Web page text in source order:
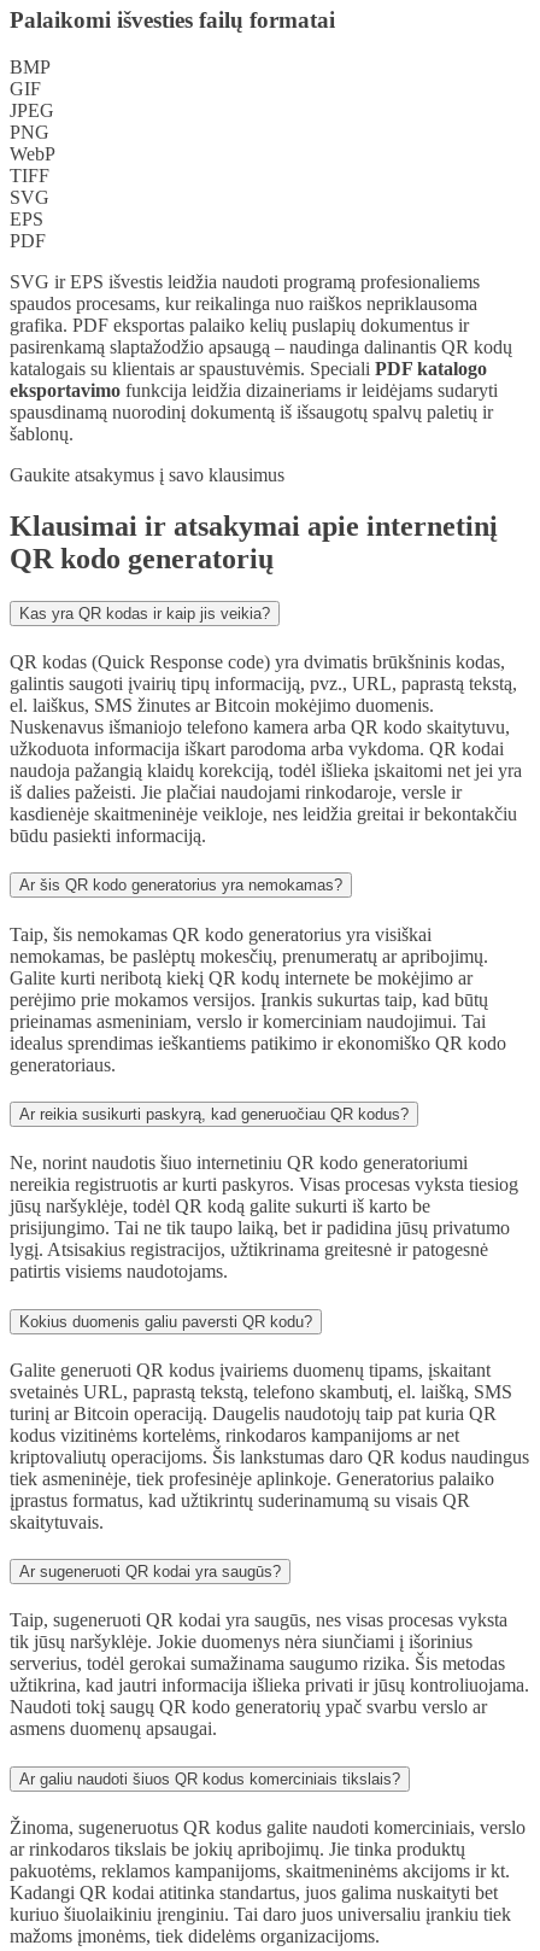
Palaikomi išvesties failų formatai
BMP
GIF
JPEG
PNG
WebP
TIFF
SVG
EPS
PDF
SVG ir EPS išvestis leidžia naudoti programą profesionaliems
spaudos procesams, kur reikalinga nuo raiškos nepriklausoma
grafika. PDF eksportas palaiko kelių puslapių dokumentus ir
pasirenkamą slaptažodžio apsaugą – naudinga dalinantis QR kodų
katalogais su klientais ar spaustuvėmis. Speciali PDF katalogo
eksportavimo funkcija leidžia dizaineriams ir leidėjams sudaryti
spausdinamą nuorodinį dokumentą iš išsaugotų spalvų paletių ir
šablonų.
Gaukite atsakymus į savo klausimus
Klausimai ir atsakymai apie internetinį
QR kodo generatorių
Kas yra QR kodas ir kaip jis veikia?
QR kodas (Quick Response code) yra dvimatis brūkšninis kodas,
galintis saugoti įvairių tipų informaciją, pvz., URL, paprastą tekstą,
el. laiškus, SMS žinutes ar Bitcoin mokėjimo duomenis.
Nuskenavus išmaniojo telefono kamera arba QR kodo skaitytuvu,
užkoduota informacija iškart parodoma arba vykdoma. QR kodai
naudoja pažangią klaidų korekciją, todėl išlieka įskaitomi net jei yra
iš dalies pažeisti. Jie plačiai naudojami rinkodaroje, versle ir
kasdienėje skaitmeninėje veikloje, nes leidžia greitai ir bekontakčiu
būdu pasiekti informaciją.
Ar šis QR kodo generatorius yra nemokamas?
Taip, šis nemokamas QR kodo generatorius yra visiškai
nemokamas, be paslėptų mokesčių, prenumeratų ar apribojimų.
Galite kurti neribotą kiekį QR kodų internete be mokėjimo ar
perėjimo prie mokamos versijos. Įrankis sukurtas taip, kad būtų
prieinamas asmeniniam, verslo ir komerciniam naudojimui. Tai
idealus sprendimas ieškantiems patikimo ir ekonomiško QR kodo
generatoriaus.
Ar reikia susikurti paskyrą, kad generuočiau QR kodus?
Ne, norint naudotis šiuo internetiniu QR kodo generatoriumi
nereikia registruotis ar kurti paskyros. Visas procesas vyksta tiesiog
jūsų naršyklėje, todėl QR kodą galite sukurti iš karto be
prisijungimo. Tai ne tik taupo laiką, bet ir padidina jūsų privatumo
lygį. Atsisakius registracijos, užtikrinama greitesnė ir patogesnė
patirtis visiems naudotojams.
Kokius duomenis galiu paversti QR kodu?
Galite generuoti QR kodus įvairiems duomenų tipams, įskaitant
svetainės URL, paprastą tekstą, telefono skambutį, el. laišką, SMS
turinį ar Bitcoin operaciją. Daugelis naudotojų taip pat kuria QR
kodus vizitinėms kortelėms, rinkodaros kampanijoms ar net
kriptovaliutų operacijoms. Šis lankstumas daro QR kodus naudingus
tiek asmeninėje, tiek profesinėje aplinkoje. Generatorius palaiko
įprastus formatus, kad užtikrintų suderinamumą su visais QR
skaitytuvais.
Ar sugeneruoti QR kodai yra saugūs?
Taip, sugeneruoti QR kodai yra saugūs, nes visas procesas vyksta
tik jūsų naršyklėje. Jokie duomenys nėra siunčiami į išorinius
serverius, todėl gerokai sumažinama saugumo rizika. Šis metodas
užtikrina, kad jautri informacija išlieka privati ir jūsų kontroliuojama.
Naudoti tokį saugų QR kodo generatorių ypač svarbu verslo ar
asmens duomenų apsaugai.
Ar galiu naudoti šiuos QR kodus komerciniais tikslais?
Žinoma, sugeneruotus QR kodus galite naudoti komerciniais, verslo
ar rinkodaros tikslais be jokių apribojimų. Jie tinka produktų
pakuotėms, reklamos kampanijoms, skaitmeninėms akcijoms ir kt.
Kadangi QR kodai atitinka standartus, juos galima nuskaityti bet
kuriuo šiuolaikiniu įrenginiu. Tai daro juos universaliu įrankiu tiek
mažoms įmonėms, tiek didelėms organizacijoms.